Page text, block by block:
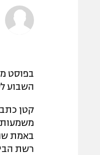
בפוסט
השבוע
קטן כתב
באמת
רשת